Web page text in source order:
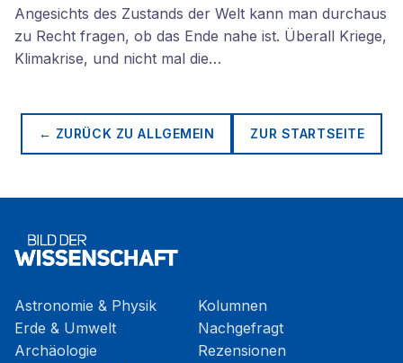
Angesichts des Zustands der Welt kann man durchaus
zu Recht fragen, ob das Ende nahe ist. Überall Kriege,
Klimakrise, und nicht mal die…
← ZURÜCK ZUALLGEMEIN ZUR STARTSEITE
Astronomie & Physik
Erde & Umwelt
Archäologie
Kolumnen
Nachgefragt
Rezensionen